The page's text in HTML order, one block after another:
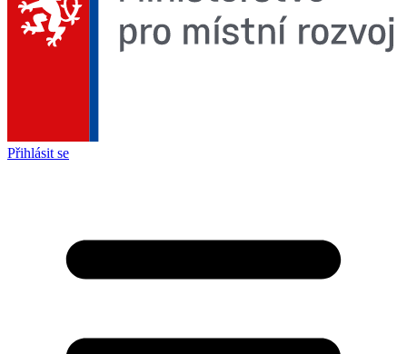
Přihlásit se